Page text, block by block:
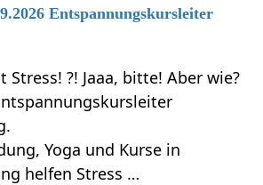
Entspannungskursleiter
Stress! ?! Jaaa, bitte! Aber wie?
Yoga und Kurse in
helfen Stress …